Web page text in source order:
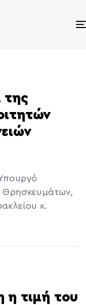
της
Θρησκευμάτων,
κ.
η τιμή του